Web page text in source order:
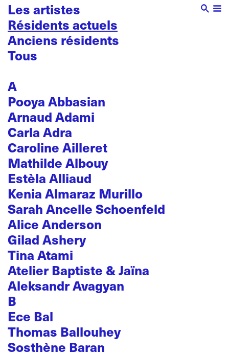
Les artistes
Résidents actuels
Anciens résidents
Tous
A
Pooya Abbasian
Arnaud Adami
Carla Adra
Caroline Ailleret
Mathilde Albouy
Estèla Alliaud
Kenia Almaraz Murillo
Sarah Ancelle Schoenfeld
Alice Anderson
Gilad Ashery
Tina Atami
Atelier Baptiste & Jaïna
Aleksandr Avagyan
B
Ece Bal
Thomas Ballouhey
Sosthène Baran